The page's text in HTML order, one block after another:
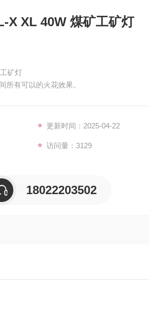
X XL 40W 煤矿工矿灯
矿灯
所有可以的火花效果。
更新时间：2025-04-22
访问量：3129
18022203502